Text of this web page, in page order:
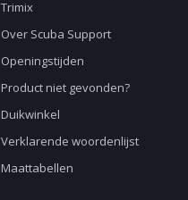
Trimix
Over Scuba Support
Openingstijden
Product niet gevonden?
Duikwinkel
Verklarende woordenlijst
Maattabellen